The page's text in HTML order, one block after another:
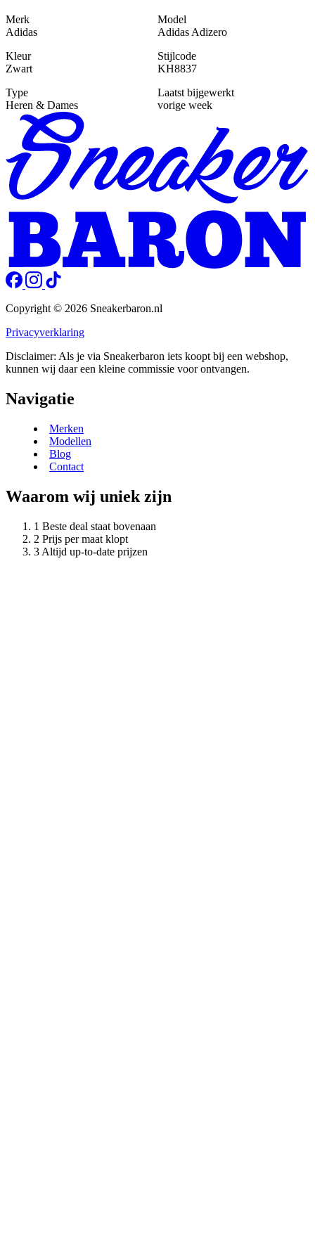
Merk
Adidas
Model
Adidas Adizero
Kleur
Zwart
Stijlcode
KH8837
Type
Heren & Dames
Laatst bijgewerkt
vorige week
Copyright © 2026 Sneakerbaron.nl
Privacyverklaring
Disclaimer: Als je via Sneakerbaron iets koopt bij een webshop,
kunnen wij daar een kleine commissie voor ontvangen.
Navigatie
Merken
Modellen
Blog
Contact
Waarom wij uniek zijn
Beste deal staat bovenaan
Prijs per maat klopt
Altijd up-to-date prijzen